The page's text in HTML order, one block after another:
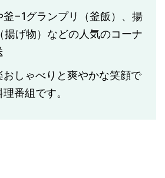
−1グランプリ（釜飯）、揚
揚げ物）などの人気のコーナ
しゃべりと爽やかな笑顔で
番組です。